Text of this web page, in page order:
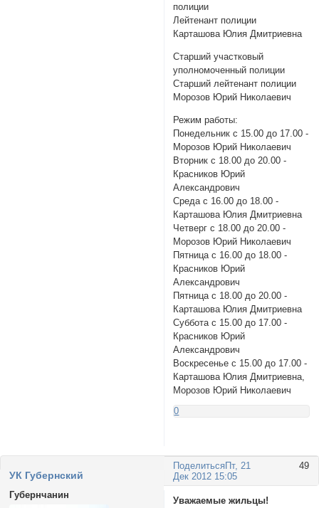
полиции
Лейтенант полиции
Карташова Юлия Дмитриевна
Старший участковый
уполномоченный полиции
Старший лейтенант полиции
Морозов Юрий Николаевич
Режим работы:
Понедельник с 15.00 до 17.00 -
Морозов Юрий Николаевич
Вторник с 18.00 до 20.00 -
Красников Юрий
Александрович
Среда с 16.00 до 18.00 -
Карташова Юлия Дмитриевна
Четверг с 18.00 до 20.00 -
Морозов Юрий Николаевич
Пятница с 16.00 до 18.00 -
Красников Юрий
Александрович
Пятница с 18.00 до 20.00 -
Карташова Юлия Дмитриевна
Суббота с 15.00 до 17.00 -
Красников Юрий
Александрович
Воскресенье с 15.00 до 17.00 -
Карташова Юлия Дмитриевна,
Морозов Юрий Николаевич
0
Поделиться 49
Пт, 21
Дек 2012 15:05
УК Губернский
Губернчанин
Уважаемые жильцы!